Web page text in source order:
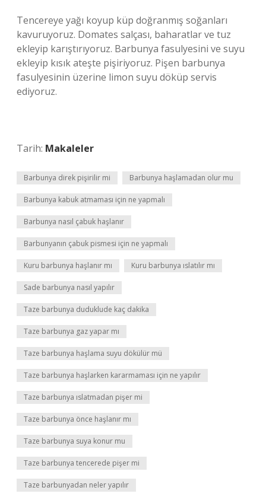
Tencereye yağı koyup küp doğranmış soğanları
kavuruyoruz. Domates salçası, baharatlar ve tuz
ekleyip karıştırıyoruz. Barbunya fasulyesini ve suyu
ekleyip kısık ateşte pişiriyoruz. Pişen barbunya
fasulyesinin üzerine limon suyu döküp servis
ediyoruz.
Tarih: Makaleler
Barbunya direk pişirilir mi Barbunya haşlamadan olur mu
Barbunya kabuk atmaması için ne yapmalı
Barbunya nasıl çabuk haşlanır
Barbunyanın çabuk pismesi için ne yapmalı
Kuru barbunya haşlanır mı Kuru barbunya ıslatılır mı
Sade barbunya nasıl yapılır
Taze barbunya duduklude kaç dakika
Taze barbunya gaz yapar mı
Taze barbunya haşlama suyu dökülür mü
Taze barbunya haşlarken kararmaması için ne yapılır
Taze barbunya ıslatmadan pişer mi
Taze barbunya önce haşlanır mı
Taze barbunya suya konur mu
Taze barbunya tencerede pişer mi
Taze barbunyadan neler yapılır